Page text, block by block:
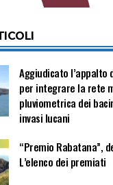
Aggiudicato l’appalto
per integrare la rete
pluviometrica dei
invasi lucani
“Premio Rabatana”,
L’elenco dei premiati